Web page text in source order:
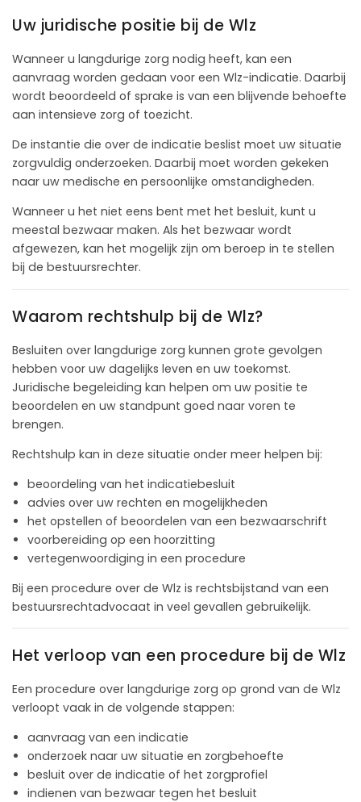
Uw juridische positie bij de Wlz
Wanneer u langdurige zorg nodig heeft, kan een
aanvraag worden gedaan voor een Wlz-indicatie. Daarbij
wordt beoordeeld of sprake is van een blijvende behoefte
aan intensieve zorg of toezicht.
De instantie die over de indicatie beslist moet uw situatie
zorgvuldig onderzoeken. Daarbij moet worden gekeken
naar uw medische en persoonlijke omstandigheden.
Wanneer u het niet eens bent met het besluit, kunt u
meestal bezwaar maken. Als het bezwaar wordt
afgewezen, kan het mogelijk zijn om beroep in te stellen
bij de bestuursrechter.
Waarom rechtshulp bij de Wlz?
Besluiten over langdurige zorg kunnen grote gevolgen
hebben voor uw dagelijks leven en uw toekomst.
Juridische begeleiding kan helpen om uw positie te
beoordelen en uw standpunt goed naar voren te
brengen.
Rechtshulp kan in deze situatie onder meer helpen bij:
beoordeling van het indicatiebesluit
advies over uw rechten en mogelijkheden
het opstellen of beoordelen van een bezwaarschrift
voorbereiding op een hoorzitting
vertegenwoordiging in een procedure
Bij een procedure over de Wlz is rechtsbijstand van een
bestuursrechtadvocaat in veel gevallen gebruikelijk.
Het verloop van een procedure bij de Wlz
Een procedure over langdurige zorg op grond van de Wlz
verloopt vaak in de volgende stappen:
aanvraag van een indicatie
onderzoek naar uw situatie en zorgbehoefte
besluit over de indicatie of het zorgprofiel
indienen van bezwaar tegen het besluit